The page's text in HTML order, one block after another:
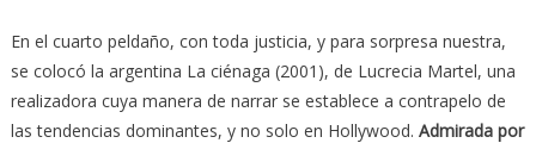
En el cuarto peldaño, con toda justicia, y para sorpresa nuestra,
se colocó la argentina La ciénaga (2001), de Lucrecia Martel, una
realizadora cuya manera de narrar se establece a contrapelo de
las tendencias dominantes, y no solo en Hollywood. Admirada por